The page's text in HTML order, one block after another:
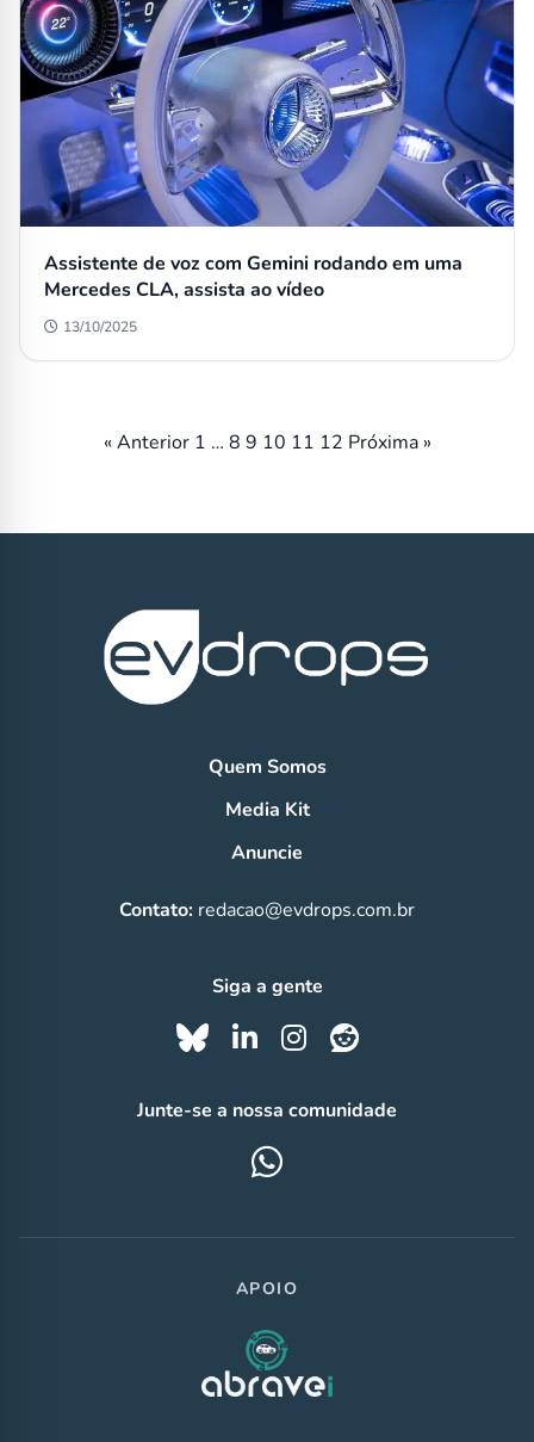
Assistente de voz com Gemini rodando em uma
Mercedes CLA, assista ao vídeo
13/10/2025
Paginação
« Anterior 1 … 8 9 10 11 12 Próxima »
Quem Somos
Media Kit
Anuncie
Contato: redacao@evdrops.com.br
Siga a gente
Junte-se a nossa comunidade
APOIO